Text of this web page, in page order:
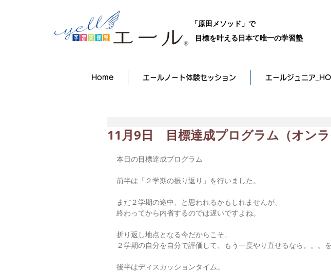
「原田メソッド」で
目標を叶える日本て唯一の学習塾
Home エールノート体験セッション エールジュニア
11月9日 目標達成プログラム（オンラ
本日の目標達成プログラム
前半は「２学期の振り返り」を行いました。
まだ２学期の途中、と思われるかもしれませんが、
終わってから内省するのでは遅いですよね。
折り返し地点となる今だからこそ、
２学期の自分を自分で評価して、もう一度やり直せるなら。。。を
後半はディスカッションタイム。